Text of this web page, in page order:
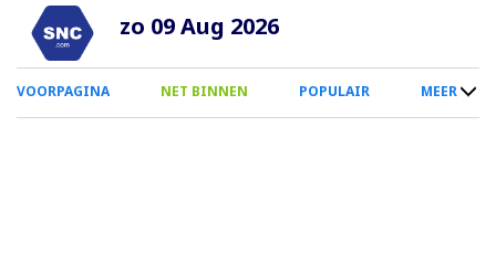
Overslaan
naar
inhoud
zo 09 Aug 2026
0
Smartphone
VOORPAGINA NET BINNEN POPULAIR MEER